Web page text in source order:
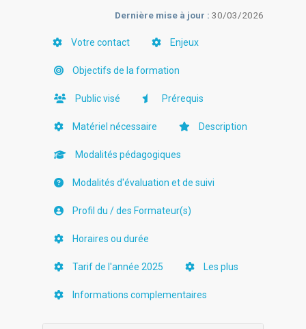
Dernière mise à jour : 30/03/2026
Votre contact Enjeux
Objectifs de la formation
Public visé Prérequis
Matériel nécessaire Description
Modalités pédagogiques
Modalités d'évaluation et de suivi
Profil du / des Formateur(s)
Horaires ou durée
Tarif de l'année 2025 Les plus
Informations complementaires